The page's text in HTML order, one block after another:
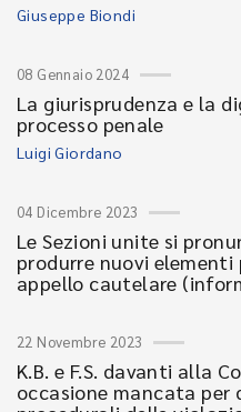
Giuseppe Biondi
08 Gennaio 2024
La giurisprudenza e la
processo penale
Luigi Giordano
04 Dicembre 2023
Le Sezioni unite si
produrre nuovi
appello cautelare
22 Novembre 2023
K.B. e F.S. davanti alla
occasione mancata per